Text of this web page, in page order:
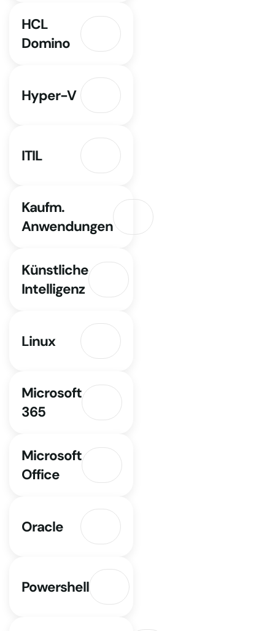
HCL
Domino
Hyper-V
ITIL
Kaufm.
Anwendungen
Künstliche
Intelligenz
Linux
Microsoft
365
Microsoft
Office
Oracle
Powershell